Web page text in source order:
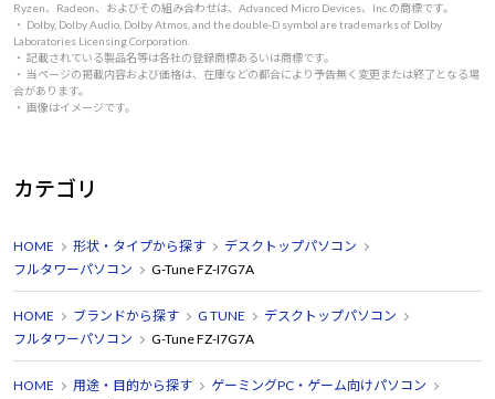
Ryzen、Radeon、およびその組み合わせは、Advanced Micro Devices、Inc.の商標です。
・ Dolby, Dolby Audio, Dolby Atmos, and the double-D symbol are trademarks of Dolby
Laboratories Licensing Corporation.
・ 記載されている製品名等は各社の登録商標あるいは商標です。
・ 当ページの掲載内容および価格は、在庫などの都合により予告無く変更または終了となる場
合があります。
・ 画像はイメージです。
カテゴリ
HOME 形状・タイプから探す
デスクトップパソコン
フルタワーパソコン
G-Tune FZ-I7G7A
HOME ブランドから探す G TUNE
デスクトップパソコン
フルタワーパソコン
G-Tune FZ-I7G7A
HOME 用途・目的から探す
ゲーミングPC・ゲーム向けパソコン